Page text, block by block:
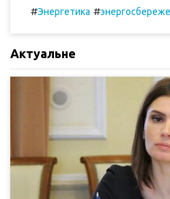
#Энергетика #
Актуальне